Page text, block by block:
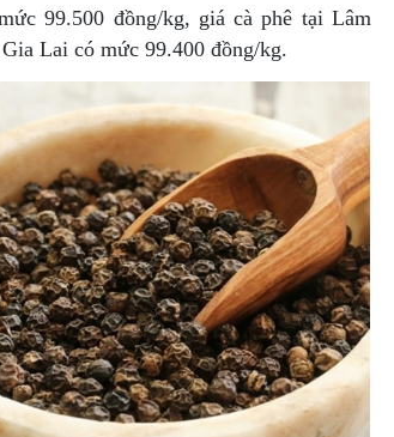
99.500 đồng/kg, giá cà phê tại Lâm
Lai có mức 99.400 đồng/kg.